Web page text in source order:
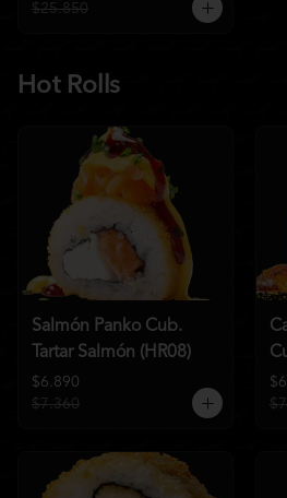
$25.850
Hot Rolls
Salmón Panko Cub.
Tartar Salmón (HR08)
$6.890
$7.360